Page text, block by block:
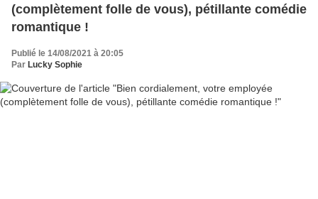
(complètement folle de vous), pétillante comédie
romantique !
Publié le 14/08/2021 à 20:05
Par Lucky Sophie